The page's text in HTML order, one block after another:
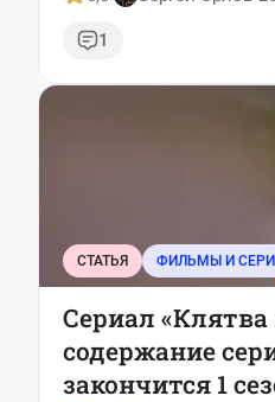
1
СТАТЬЯ ФИЛЬМЫ И
Сериал «Клятва
содержание
закончится 1